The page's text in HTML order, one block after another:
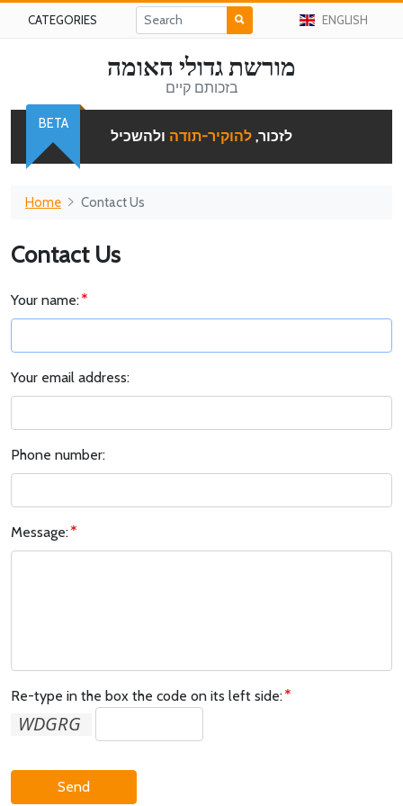
CATEGORIES ENGLISH
מורשת גדולי האומה
בזכותם קיים
לזכור, להוקיר-תודה ולהשכיל
BETA
Home Contact Us
Contact Us
Your name:
Your email address:
Phone number:
Message:
Re-type in the box the code on its left side:
Send